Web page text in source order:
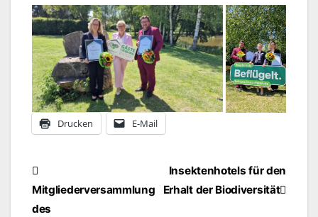
Drucken E-Mail
BeitragsnavigationInsektenhotels für den
Erhalt der Biodiversität
Mitgliederversammlung
des